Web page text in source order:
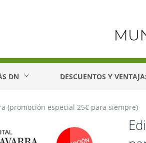
DN DESCUENTOS Y
(promoción especial 25€ para siempre)